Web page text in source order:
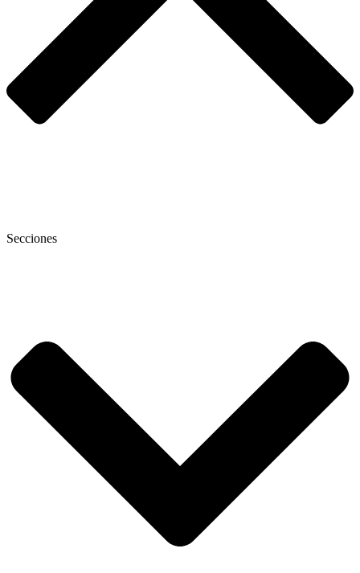
Secciones